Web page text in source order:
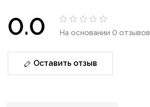
0.0 На основании 0 отзывов
Оставить отзыв